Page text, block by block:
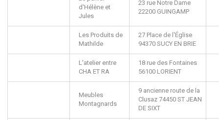
d'Hélène et
Jules
23 rue Notre Dame
22200 GUINGAMP
Les Produits de
Mathilde
27 Place de l'Église
94370 SUCY EN BRIE
L'atelier entre
CHA ET RA
18 rue des Fontaines
56100 LORIENT
Meubles
Montagnards
9 ancienne route de la
Clusaz 74450 ST JEAN
DE SIXT